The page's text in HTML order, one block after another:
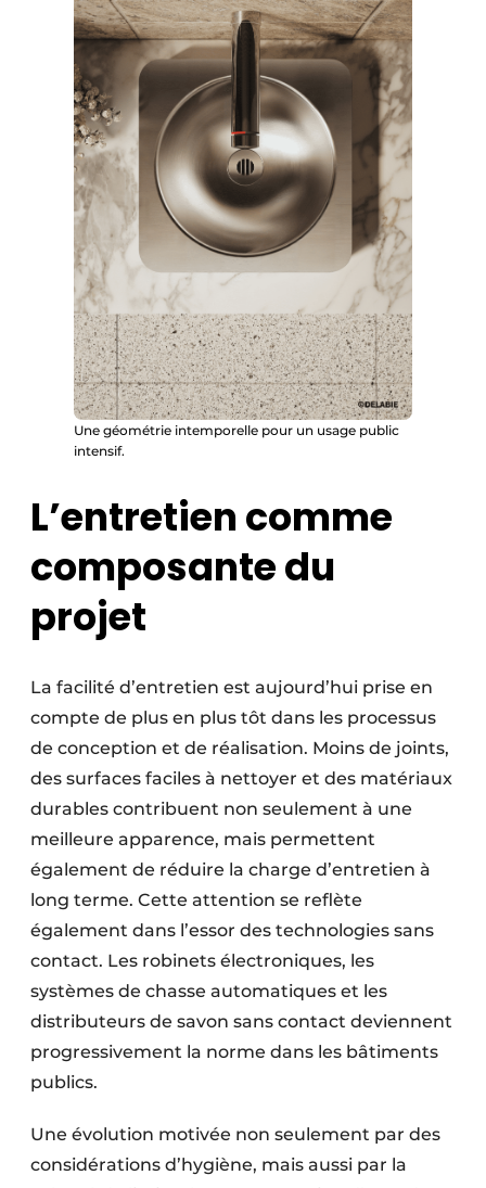
Une géométrie intemporelle pour un usage public
intensif.
L’entretien comme
composante du
projet
La facilité d’entretien est aujourd’hui prise en
compte de plus en plus tôt dans les processus
de conception et de réalisation. Moins de joints,
des surfaces faciles à nettoyer et des matériaux
durables contribuent non seulement à une
meilleure apparence, mais permettent
également de réduire la charge d’entretien à
long terme. Cette attention se reflète
également dans l’essor des technologies sans
contact. Les robinets électroniques, les
systèmes de chasse automatiques et les
distributeurs de savon sans contact deviennent
progressivement la norme dans les bâtiments
publics.
Une évolution motivée non seulement par des
considérations d’hygiène, mais aussi par la